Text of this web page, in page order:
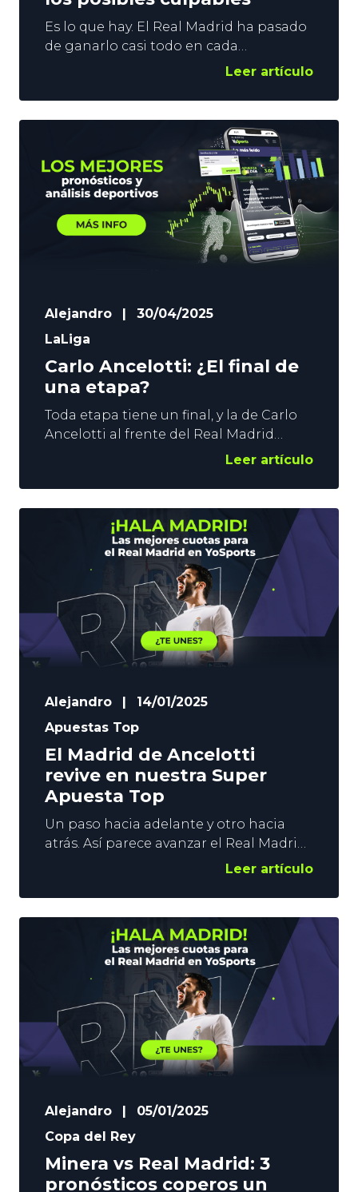
Es lo que hay. El Real Madrid ha pasado
de ganarlo casi todo en cada
temporada, a realizar una campaña
rendido muy por debajo de lo que se
esperaba. Sólo han conseguido ganar
la Supercopa de Europa y la
Intercontinental. No es suficiente para
un club que aspiraba al ‘septete’
Leer artículo
Alejandro |
30/04/2025
LaLiga
Carlo Ancelotti: ¿El final de
una etapa?
Toda etapa tiene un final, y la de Carlo
Ancelotti al frente del Real Madrid
parece haber llegado a su fin. La
Champions, y la derrota en la Final de
Copa han sellado su futuro. Aún puede
ganar LaLiga, pero el Madrid debería
ganar en Montjuic, y el Barça tendría
Leer artículo
Alejandro |
14/01/2025
Apuestas Top
El Madrid de Ancelotti
revive en nuestra Super
Apuesta Top
Un paso hacia adelante y otro hacia
atrás. Así parece avanzar el Real Madrid
esta temporada. Cuando mejor pintaba
Barça en la Supercopa. Ahora, antes de
retomar LaLiga, recibe al Celta en Copa
del Rey. ¿Revivirá el Madrid de
Ancelotti? La Super Apuesta Top de
YoSports nos ofrece
Leer artículo
Alejandro |
05/01/2025
Copa del Rey
Minera vs Real Madrid: 3
pronósticos coperos un